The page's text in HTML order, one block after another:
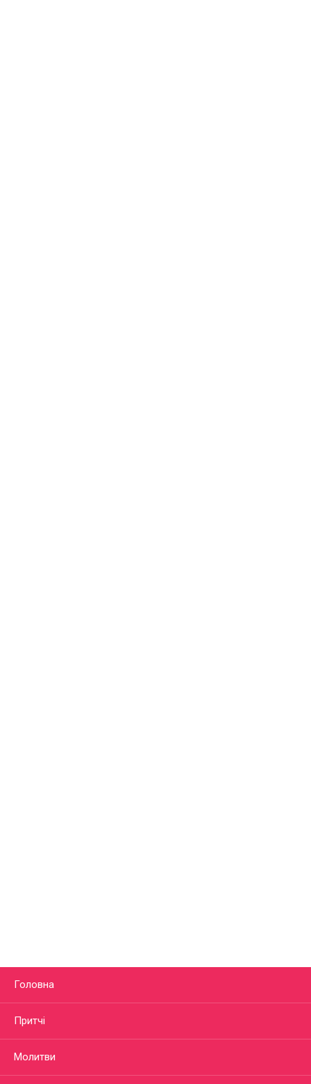
Головна
Притчі
Молитви